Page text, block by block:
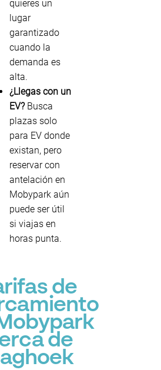
quieres un
lugar
garantizado
cuando la
demanda es
alta.
¿Llegas con un
EV?Busca
plazas solo
para EV donde
existan, pero
reservar con
antelación en
Mobypark aún
puede ser útil
si viajas en
horas punta.
de
de